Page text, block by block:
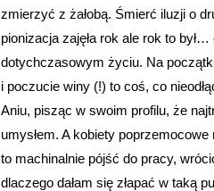
zmierzyć z żałobą. Śmierć iluzji o
pionizacja zajęła rok ale rok to
dotychczasowym życiu. Na
i poczucie winy (!) to coś, co
Aniu, pisząc w swoim profilu, że
umysłem. A kobiety
to machinalnie pójść do pracy,
dlaczego dałam się złapać w taką